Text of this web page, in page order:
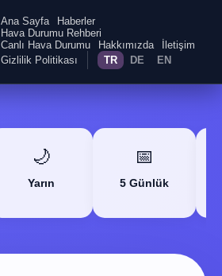
Ana Sayfa
Haberler
Hava Durumu Rehberi
Canlı Hava Durumu
Hakkımızda
İletişim
Gizlilik Politikası
TR DE EN
🌙
Yarın
📅
5 Günlük